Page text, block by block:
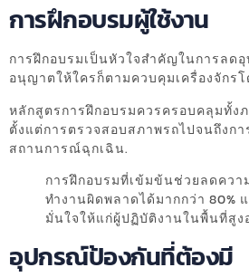
การฝึกอบรมผู้ใช้งาน
การฝึกอบรมเป็นหัวใจสำคัญในการลด
อนุญาตให้ใครก็ตามควบคุมเครื่องจักร
หลักสูตรการฝึกอบรมควรครอบคลุมทั้ง
ตั้งแต่การตรวจสอบสภาพรถไปจนถึงก
สถานการณ์ฉุกเฉิน.
การฝึกอบรมที่เข้มข้นช่วยลดควา
ทำงานผิดพลาดได้มากกว่า 80%
มั่นใจให้แก่ผู้ปฏิบัติงานในพื้นที่สูง
อุปกรณ์ป้องกันที่ต้องมี